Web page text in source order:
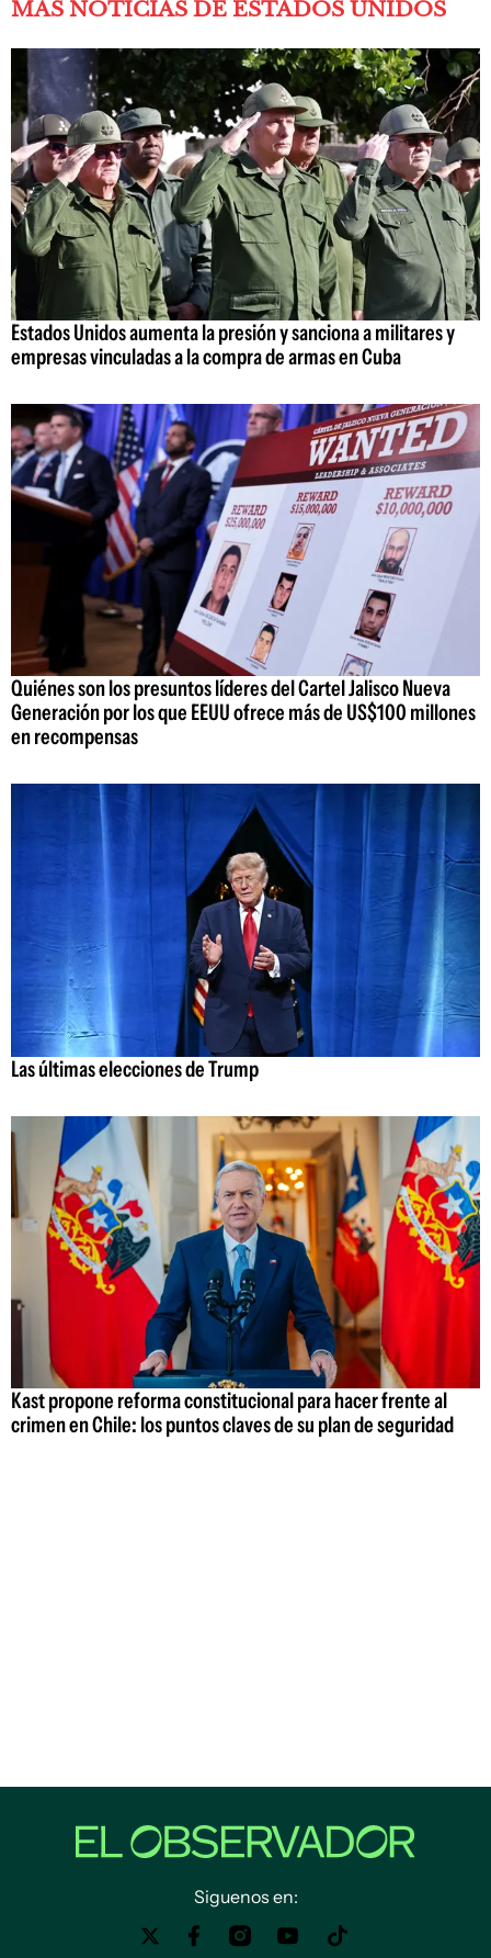
MÁS NOTICIAS DE ESTADOS UNIDOS
Estados Unidos aumenta la presión y sanciona a militares y
empresas vinculadas a la compra de armas en Cuba
Quiénes son los presuntos líderes del Cartel Jalisco Nueva
Generación por los que EEUU ofrece más de US$100 millones
en recompensas
Las últimas elecciones de Trump
Kast propone reforma constitucional para hacer frente al
crimen en Chile: los puntos claves de su plan de seguridad
Siguenos en: